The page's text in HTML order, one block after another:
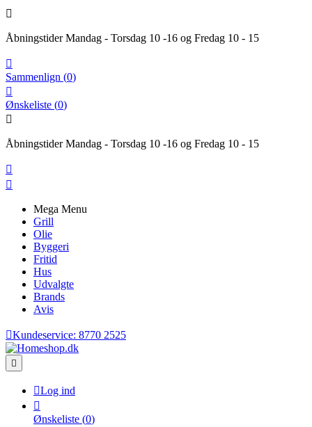

Åbningstider Mandag - Torsdag 10 -16 og Fredag 10 - 15

Sammenlign (0)

Ønskeliste (0)

Åbningstider Mandag - Torsdag 10 -16 og Fredag 10 - 15


Mega Menu
Grill
Olie
Byggeri
Fritid
Hus
Udvalgte
Brands
Avis
Kundeservice: 8770 2525

Log ind

Ønskeliste (0)